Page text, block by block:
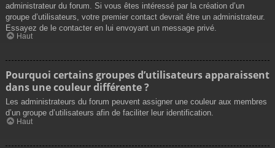
administrateur du forum. Si vous êtes intéressé par la création d’un
groupe d’utilisateurs, votre premier contact devrait être un administrateur.
Essayez de le contacter en lui envoyant un message privé.
Haut
Pourquoi certains groupes d’utilisateurs apparaissent
dans une couleur différente ?
Les administrateurs du forum peuvent assigner une couleur aux membres
d’un groupe d’utilisateurs afin de faciliter leur identification.
Haut